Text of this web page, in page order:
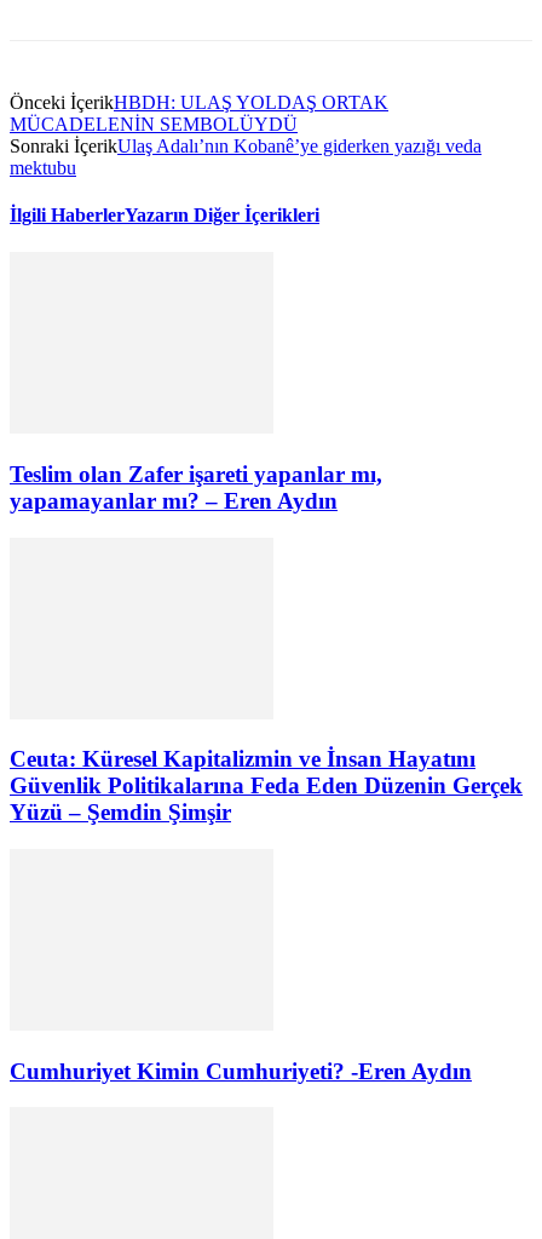
Önceki İçerikHBDH: ULAŞ YOLDAŞ ORTAK
MÜCADELENİN SEMBOLÜYDÜ
Sonraki İçerikUlaş Adalı’nın Kobanê’ye giderken yazığı veda
mektubu
İlgili HaberlerYazarın Diğer İçerikleri
Teslim olan Zafer işareti yapanlar mı,
yapamayanlar mı? – Eren Aydın
Ceuta: Küresel Kapitalizmin ve İnsan Hayatını
Güvenlik Politikalarına Feda Eden Düzenin Gerçek
Yüzü – Şemdin Şimşir
Cumhuriyet Kimin Cumhuriyeti? -Eren Aydın